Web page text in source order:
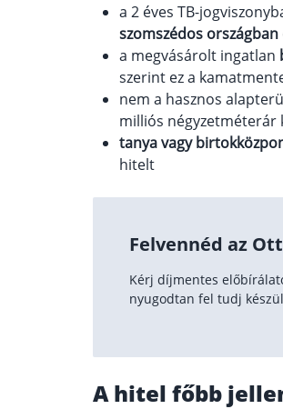
a 2 éves TB-
szomszédos
a megvásárolt ingatlan
szerint ez a
nem a hasznos
milliós
tanya vagy
hitelt
Felvennéd az
Kérj díjmentes
nyugodtan fel tudj
A hitel főbb